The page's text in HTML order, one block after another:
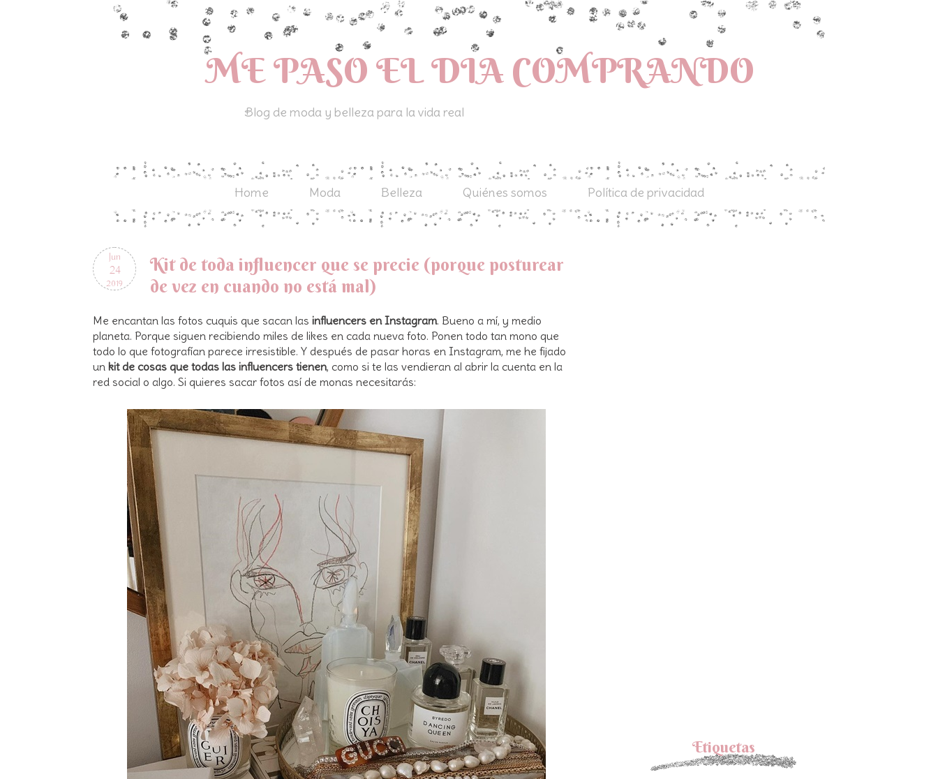
ME PASO EL DIA COMPRANDO
Blog de moda y belleza para la vida real
Home Moda Belleza Quiénes somos Política de privacidad
Jun
24
2019
Kit de toda influencer que se precie (porque posturear
de vez en cuando no está mal)
Me encantan las fotos cuquis que sacan las influencers en Instagram. Bueno a mí, y medio
planeta. Porque siguen recibiendo miles de likes en cada nueva foto. Ponen todo tan mono que
todo lo que fotografían parece irresistible. Y después de pasar horas en Instagram, me he fijado
un kit de cosas que todas las influencers tienen, como si te las vendieran al abrir la cuenta en la
red social o algo. Si quieres sacar fotos así de monas necesitarás:
Etiquetas